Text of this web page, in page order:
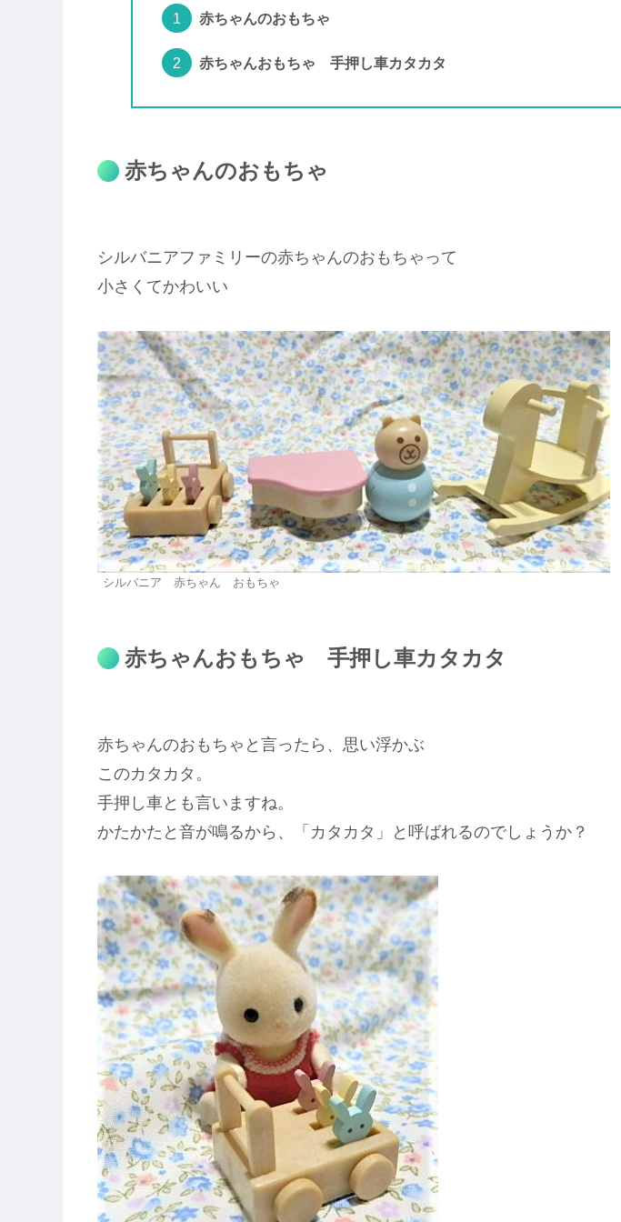
赤ちゃんのおもちゃ
赤ちゃんおもちゃ 手押し車カタカタ
赤ちゃんのおもちゃ
シルバニアファミリーの赤ちゃんのおもちゃって
小さくてかわいい
シルバニア 赤ちゃん おもちゃ
赤ちゃんおもちゃ 手押し車カタカタ
赤ちゃんのおもちゃと言ったら、思い浮かぶ
このカタカタ。
手押し車とも言いますね。
かたかたと音が鳴るから、「カタカタ」と呼ばれるのでしょうか？